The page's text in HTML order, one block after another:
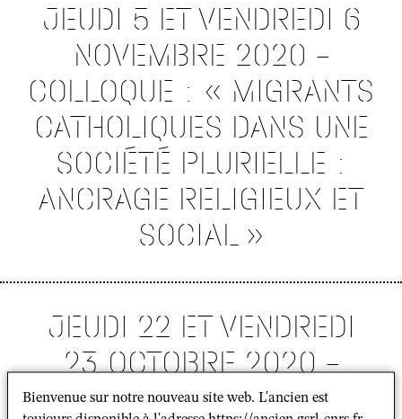
JEUDI 5 ET VENDREDI 6
NOVEMBRE 2020 –
COLLOQUE : « MIGRANTS
CATHOLIQUES DANS UNE
SOCIÉTÉ PLURIELLE :
ANCRAGE RELIGIEUX ET
SOCIAL »
JEUDI 22 ET VENDREDI
23 OCTOBRE 2020 –
COLLOQUE :
Bienvenue sur notre nouveau site web. L'ancien est